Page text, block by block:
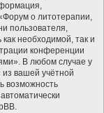
о литотерапии,
пользователя,
необходимой, так и
конференции
В любом случае у
вашей учётной
возможность